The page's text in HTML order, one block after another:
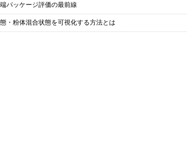
パッケージ評価の最前線
・粉体混合状態を可視化する方法とは